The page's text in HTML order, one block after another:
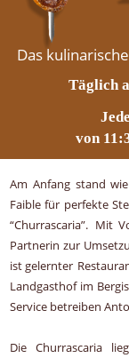
Das
Täglich
Am Anfang stand wie
Faible für perfekte
“Churrascaria”. Mit
Partnerin zur
istgelernter
Landgasthof im
Service betreiben
Die Churrascaria
von